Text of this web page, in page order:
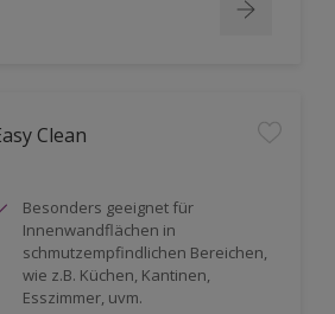
Clean
Besonders geeignet für
Innenwandflächen in
schmutzempfindlichen Bereichen,
wie z.B. Küchen, Kantinen,
Esszimmer, uvm.